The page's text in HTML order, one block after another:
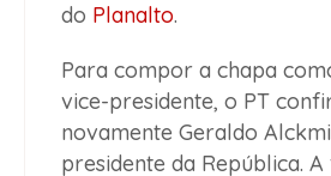
do Planalto.
Para compor a chapa
vice-presidente, o PT
novamente Geraldo
presidente da República.